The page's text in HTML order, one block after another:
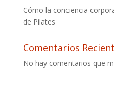
Cómo la conciencia
de Pilates
Comentarios
No hay comentarios que